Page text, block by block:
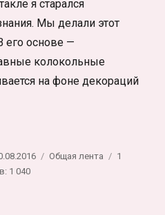
я старался
Мы делали этот
его основе —
колокольные
на фоне декораций
притча «Бог простит» в
Рубрики
Общая лента
1
1 040